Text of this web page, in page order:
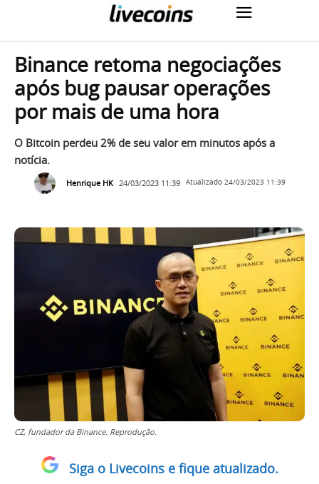
Binance retoma negociações
após bug pausar operações
por mais de uma hora
O Bitcoin perdeu 2% de seu valor em minutos após a
notícia.
Henrique HK 24/03/2023 11:39 Atualizado 24/03/2023 11:39
CZ, fundador da Binance. Reprodução.
Siga o Livecoins e fique atualizado.